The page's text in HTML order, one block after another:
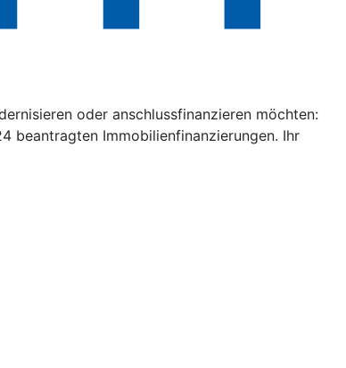
oder anschlussfinanzieren möchten:
beantragten Immobilienfinanzierungen. Ihr